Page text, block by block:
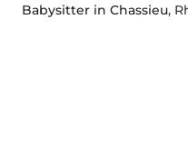
Babysitter in Chassieu,